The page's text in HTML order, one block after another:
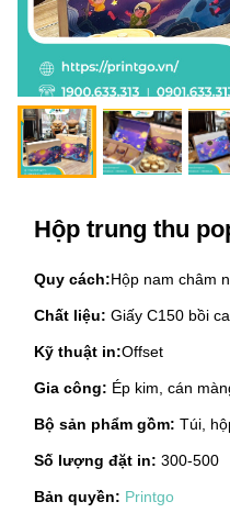
Hộp trung thu
Quy cách:Hộp nam châm
Chất liệu: Giấy C150 bồi
Kỹ thuật in:Offset
Gia công: Ép kim, cán
Bộ sản phẩm gồm: Túi,
Số lượng đặt in: 300-500
Bản quyền: Printgo